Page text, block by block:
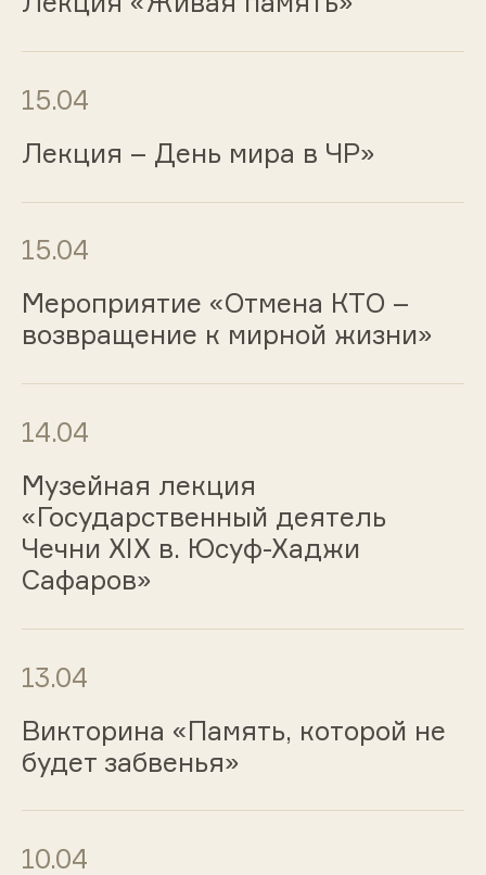
15.04
Лекция – День мира в ЧР»
15.04
Мероприятие «Отмена КТО –
возвращение к мирной жизни»
14.04
Музейная лекция
«Государственный деятель
Чечни XIX в. Юсуф-Хаджи
Сафаров»
13.04
Викторина «Память, которой не
будет забвенья»
10.04